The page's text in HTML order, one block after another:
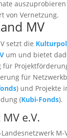
von Vernetzung.
MV
setzt die
um und bietet
für
für
) und Projekte
(Kubi-Fonds).
e.V.
M-